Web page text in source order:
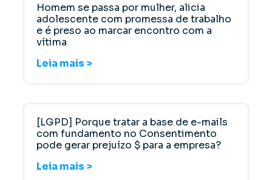
Homem se passa por mulher, alicia
adolescente com promessa de trabalho
e é preso ao marcar encontro com a
vítima
Leia mais >
[LGPD] Porque tratar a base de e-mails
com fundamento no Consentimento
pode gerar prejuízo $ para a empresa?
Leia mais >